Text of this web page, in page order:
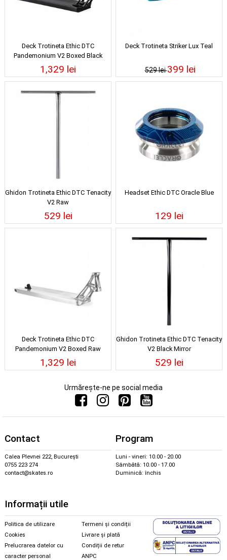
Deck Trotineta Ethic DTC
Pandemonium V2 Boxed Black
1,329 lei
Deck Trotineta Striker Lux Teal
529 lei399 lei
Ghidon Trotineta Ethic DTC Tenacity
V2 Raw
529 lei
Headset Ethic DTC Oracle Blue
129 lei
Deck Trotineta Ethic DTC
Pandemonium V2 Boxed Raw
1,329 lei
Ghidon Trotineta Ethic DTC Tenacity
V2 Black Mirror
529 lei
Urmărește-ne pe social media
Contact
Calea Plevnei 222, București
0755 223 274
contact@skates.ro
Program
Luni - vineri: 10.00 - 20.00
Sâmbătă: 10.00 - 17.00
Duminică: închis
Informații utile
Politica de utilizare
Cookies
Prelucrarea datelor cu
caracter personal
Termeni și condiții
Livrare și plată
Condiții de retur
ANPC